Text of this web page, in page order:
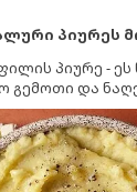
პიურეს
პიურე - ეს
გემოთი და
ძალიან
საიდუმლო,
იდეალურად